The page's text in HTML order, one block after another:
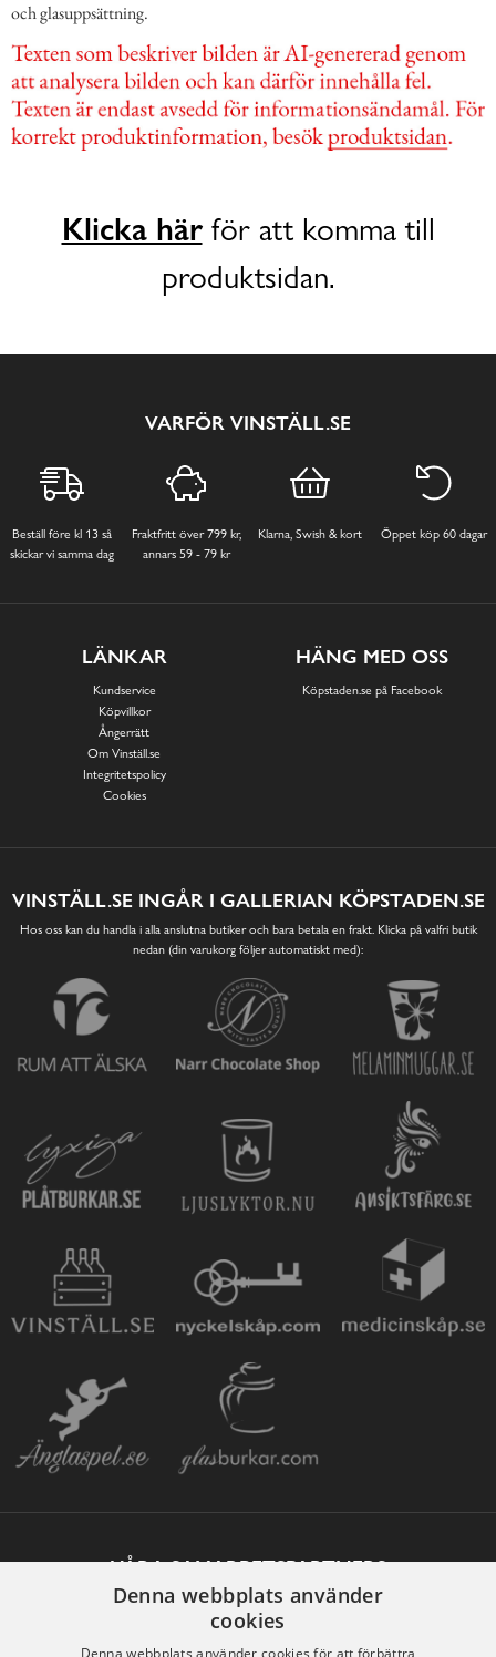
och glasuppsättning.
Klicka härför att komma till
produktsidan.
VARFÖR VINSTÄLL.SE
Beställ före kl 13 så
skickar vi samma dag
Fraktfritt över 799 kr,
annars 59 - 79 kr
Klarna, Swish & kort Öppet köp 60 dagar
LÄNKAR
Kundservice
Köpvillkor
Ångerrätt
Om Vinställ.se
Integritetspolicy
Cookies
HÄNG MED OSS
Köpstaden.se på Facebook
VINSTÄLL.SE INGÅR I GALLERIAN KÖPSTADEN.SE
Hos oss kan du handla i alla anslutna butiker och bara betala en frakt. Klicka på valfri butik
nedan (din varukorg följer automatiskt med):
VÅRA SAMARBETSPARTNERS
Denna webbplats använder
cookies
Denna webbplats använder cookies för att förbättra